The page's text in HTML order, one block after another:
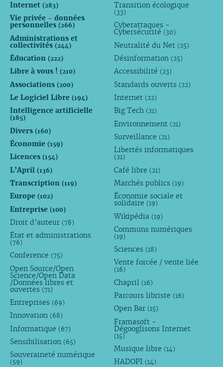
Internet (283)
Vie privée - données
personnelles (266)
Administrations et
collectivités (244)
Éducation (222)
Libre à vous ! (210)
Associations (200)
Le Logiciel Libre (194)
Intelligence artificielle
(185)
Divers (160)
Économie (159)
Licences (154)
L’April (136)
Transcription (119)
Europe (102)
Entreprise (100)
Droit d’auteur (78)
État et administrations
(76)
Conference (75)
Open Source/Open
Science/Open Data
/Données libres et
ouvertes (71)
Entreprises (69)
Innovation (68)
Informatique (67)
Sensibilisation (65)
Souveraineté numérique
(59)
Transition écologique
(33)
Cyberattaques -
Cybersécurité (30)
Neutralité du Net (25)
Désinformation (25)
Accessibilité (23)
Standards ouverts (22)
Internet (22)
Big Tech (21)
Environnement (21)
Surveillance (21)
Libertés informatiques
(21)
Café libre (21)
Marchés publics (19)
Économie sociale et
solidaire (19)
Wikipédia (19)
Communs numériques
(19)
Sciences (18)
Vente forcée / vente liée
(16)
Chapril (16)
Parcours libriste (16)
Open Bar (15)
Framasoft -
Dégooglisons Internet
(15)
Musique libre (14)
HADOPI (14)